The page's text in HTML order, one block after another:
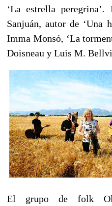
‘La estrella
Sanjuán, autor de ‘Una
Imma Monsó, ‘La
Doisneau y Luis M.
El grupo de folk